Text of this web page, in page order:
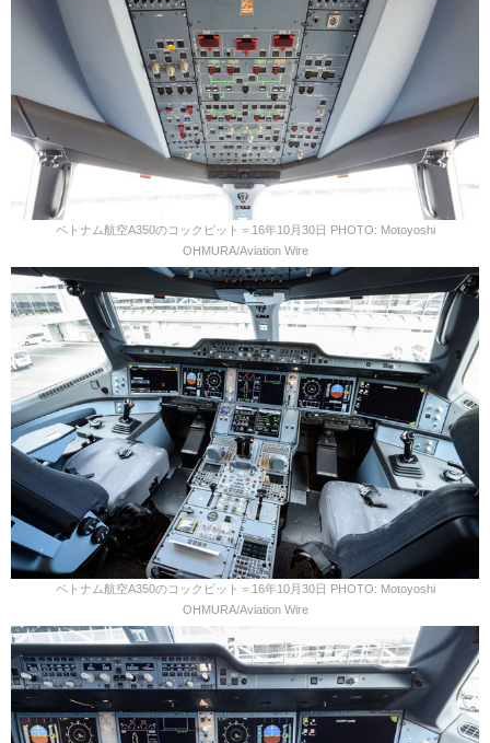
ベトナム航空A350のコックピット＝16年10月30日 PHOTO: Motoyoshi
OHMURA/Aviation Wire
ベトナム航空A350のコックピット＝16年10月30日 PHOTO: Motoyoshi
OHMURA/Aviation Wire